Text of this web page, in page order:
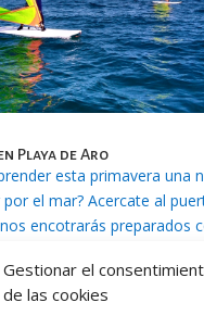
Gestionar el
de las cookies
Playa de Aro
esta primavera una
el mar? Acercate al
encotrarás preparados
de windsurf. Un lugar